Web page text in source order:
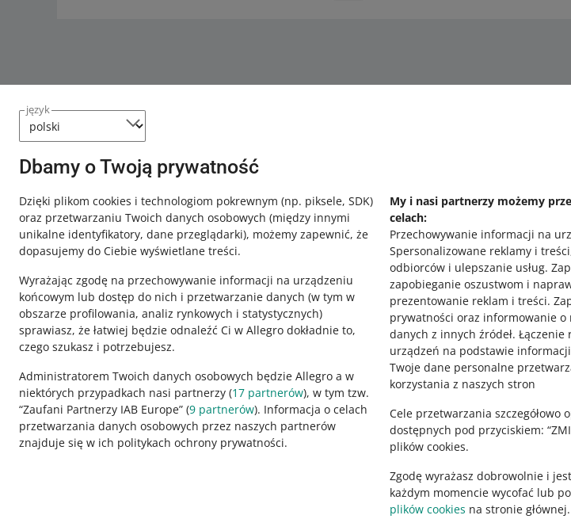
język
Dbamy o Twoją prywatność
Dzięki plikom cookies i technologiom pokrewnym (np. piksele, SDK)
oraz przetwarzaniu Twoich danych osobowych (między innymi
unikalne identyfikatory, dane przeglądarki), możemy zapewnić, że
dopasujemy do Ciebie wyświetlane treści.
Wyrażając zgodę na przechowywanie informacji na urządzeniu
końcowym lub dostęp do nich i przetwarzanie danych (w tym w
obszarze profilowania, analiz rynkowych i statystycznych)
sprawiasz, że łatwiej będzie odnaleźć Ci w Allegro dokładnie to,
czego szukasz i potrzebujesz.
Administratorem Twoich danych osobowych będzie Allegro a w
niektórych przypadkach nasi partnerzy (17 partnerów), w tym tzw.
“Zaufani Partnerzy IAB Europe” (9 partnerów). Informacja o celach
przetwarzania danych osobowych przez naszych partnerów
znajduje się w ich politykach ochrony prywatności.
My i nasi partnerzy możemy
celach:
Przechowywanie informacji na
Spersonalizowane reklamy i
odbiorców i ulepszanie usług.
zapobieganie oszustwom i
prezentowanie reklam i treści.
prywatności oraz informowanie o
danych z innych źródeł. Łączenie
urządzeń na podstawie
Twoje dane personalne
korzystania z naszych stron
Cele przetwarzania szczegółowo
dostępnych pod przyciskiem:
plików cookies.
Zgodę wyrażasz dobrowolnie i
każdym momencie wycofać lub
plików cookies na stronie
o allegro.pl
polski
čeština
English
slovenčina
o allegro.cz
polski
čeština
English
slovenčina
motyw jasny